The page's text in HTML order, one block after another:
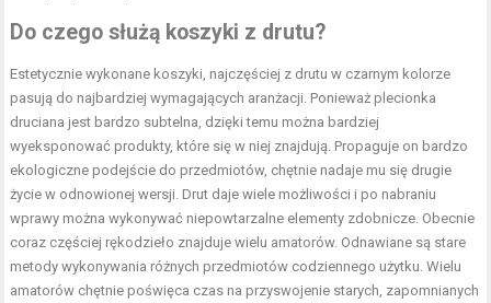
Do czego służą koszyki z drutu?
Estetycznie wykonane koszyki, najczęściej z drutu w czarnym kolorze
pasują do najbardziej wymagających aranżacji. Ponieważ plecionka
druciana jest bardzo subtelna, dzięki temu można bardziej
wyeksponować produkty, które się w niej znajdują. Propaguje on bardzo
ekologiczne podejście do przedmiotów, chętnie nadaje mu się drugie
życie w odnowionej wersji. Drut daje wiele możliwości i po nabraniu
wprawy można wykonywać niepowtarzalne elementy zdobnicze. Obecnie
coraz częściej rękodzieło znajduje wielu amatorów. Odnawiane są stare
metody wykonywania różnych przedmiotów codziennego użytku. Wielu
amatorów chętnie poświęca czas na przyswojenie starych, zapomnianych